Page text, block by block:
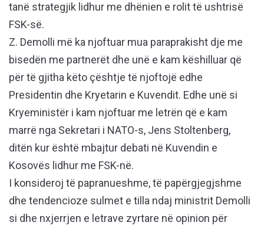
tanë strategjik lidhur me dhënien e rolit të ushtrisë
FSK-së.
Z. Demolli më ka njoftuar mua paraprakisht dje me
bisedën me partnerët dhe unë e kam këshilluar që
për të gjitha këto çështje të njoftojë edhe
Presidentin dhe Kryetarin e Kuvendit. Edhe unë si
Kryeministër i kam njoftuar me letrën që e kam
marrë nga Sekretari i NATO-s, Jens Stoltenberg,
ditën kur është mbajtur debati në Kuvendin e
Kosovës lidhur me FSK-në.
I konsideroj të papranueshme, të papërgjegjshme
dhe tendencioze sulmet e tilla ndaj ministrit Demolli
si dhe nxjerrjen e letrave zyrtare në opinion për